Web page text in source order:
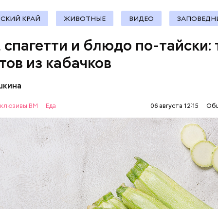
КРАЙ ЖИВОТНЫЕ ВИДЕО
спагетти и блюдо по-тайски:
из кабачков
ВМ Еда 06 августа 12:15
ОВОЩИ РЕЦЕПТЫ
стресса он держит сосуды под контролем и